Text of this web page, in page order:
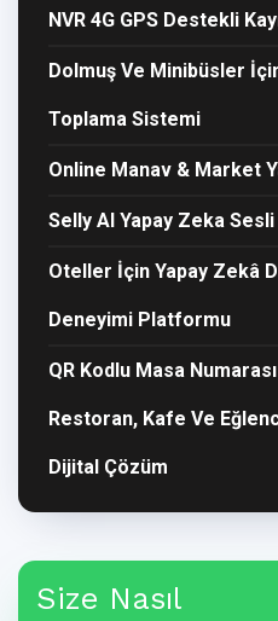
NVR 4G GPS Destekli
Dolmuş Ve Minibüsler
Toplama Sistemi
Online Manav & Market
Selly AI Yapay Zeka Sesli
Oteller İçin Yapay Zekâ
Deneyimi Platformu
QR Kodlu Masa
Restoran, Kafe Ve
Dijital Çözüm
Size Nasıl